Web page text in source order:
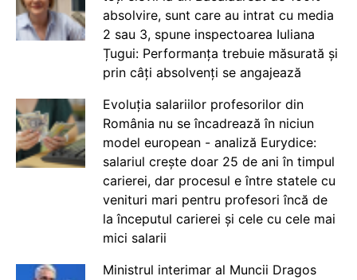
absolvire, sunt care au intrat cu media
2 sau 3, spune inspectoarea Iuliana
Țugui: Performanța trebuie măsurată și
prin câți absolvenți se angajează
Evoluția salariilor profesorilor din
România nu se încadrează în niciun
model european - analiză Eurydice:
salariul crește doar 25 de ani în timpul
carierei, dar procesul e între statele cu
venituri mari pentru profesori încă de
la începutul carierei și cele cu cele mai
mici salarii
Ministrul interimar al Muncii Dragos